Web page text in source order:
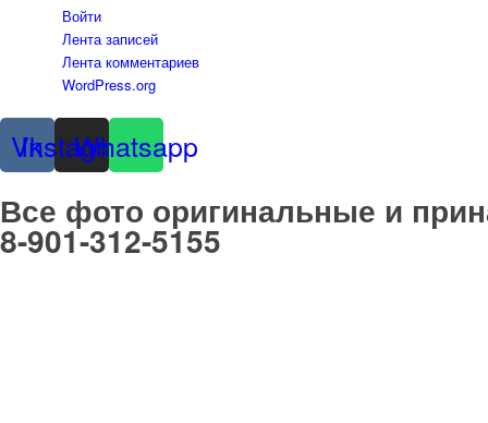
Войти
Лента записей
Лента комментариев
WordPress.org
Vk
Instagram
Whatsapp
Все фото оригинальные и
8-901-312-5155